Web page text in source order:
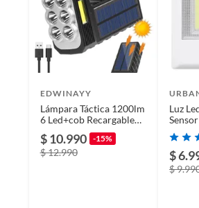
EDWINAYY
Lámpara Táctica 1200lm
6 Led+cob Recargable
$ 10.990 -15%
$ 12.990
Luz
$
$